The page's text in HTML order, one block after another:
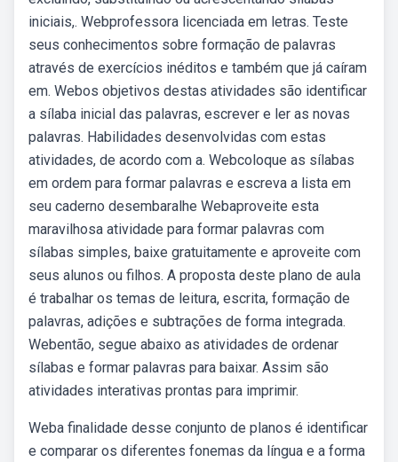
iniciais,. Webprofessora licenciada em letras. Teste
seus conhecimentos sobre formação de palavras
através de exercícios inéditos e também que já caíram
em. Webos objetivos destas atividades são identificar
a sílaba inicial das palavras, escrever e ler as novas
palavras. Habilidades desenvolvidas com estas
atividades, de acordo com a. Webcoloque as sílabas
em ordem para formar palavras e escreva a lista em
seu caderno desembaralhe Webaproveite esta
maravilhosa atividade para formar palavras com
sílabas simples, baixe gratuitamente e aproveite com
seus alunos ou filhos. A proposta deste plano de aula
é trabalhar os temas de leitura, escrita, formação de
palavras, adições e subtrações de forma integrada.
Webentão, segue abaixo as atividades de ordenar
sílabas e formar palavras para baixar. Assim são
atividades interativas prontas para imprimir.
Weba finalidade desse conjunto de planos é identificar
e comparar os diferentes fonemas da língua e a forma